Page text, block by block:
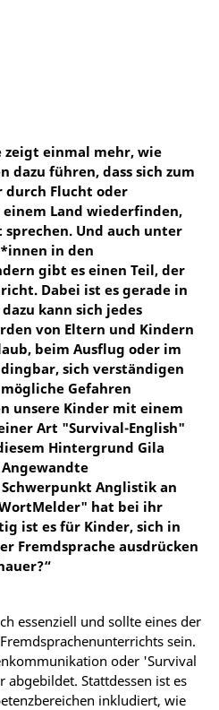
zeigt einmal mehr, wie
dazu führen, dass sich zum
Flucht oder
Land wiederfinden,
sprechen. Und auch unter
in den
gibt es einen Teil, der
Dabei ist es gerade in
kann sich jedes
von Eltern und Kindern
beim Ausflug oder im
sich verständigen
Gefahren
unsere Kinder mit einem
Art "Survival-English"
Hintergrund Gila
Anglistik an
hat bei ihr
ist es für Kinder, sich in
Fremdsprache ausdrücken
essenziell und sollte eines der
sein.
oder 'Survival
Stattdessen ist es
inkludiert, wie